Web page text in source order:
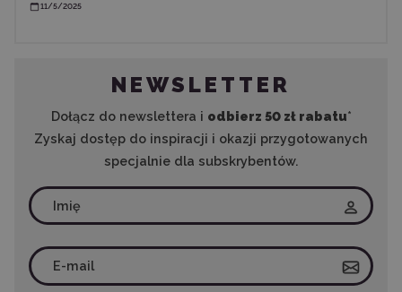
11/5/2025
NEWSLETTER
Dołącz do newslettera i odbierz 50 zł rabatu*
Zyskaj dostęp do inspiracji i okazji przygotowanych
specjalnie dla subskrybentów.